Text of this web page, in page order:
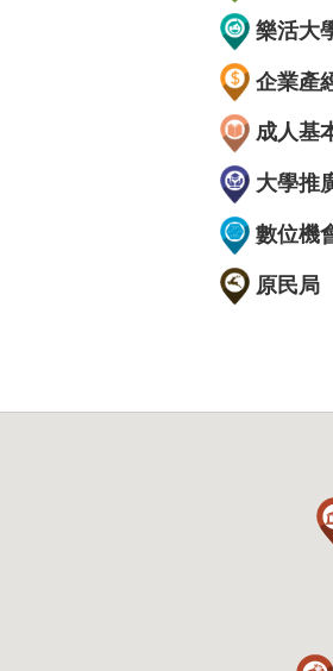
樂活大
企業產
成人基
大學推
數位機
原民局